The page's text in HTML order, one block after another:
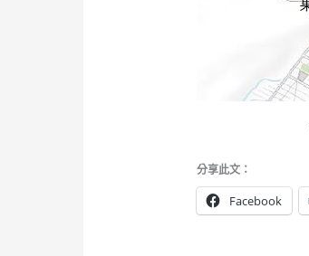
分享此文：
Facebook